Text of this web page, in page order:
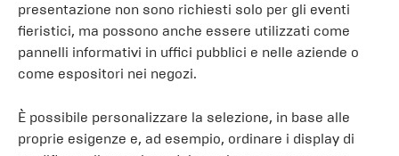
presentazione non sono richiesti solo per gli eventi
fieristici, ma possono anche essere utilizzati come
pannelli informativi in uffici pubblici e nelle aziende o
come espositori nei negozi.
È possibile personalizzare la selezione, in base alle
proprie esigenze e, ad esempio, ordinare i display di